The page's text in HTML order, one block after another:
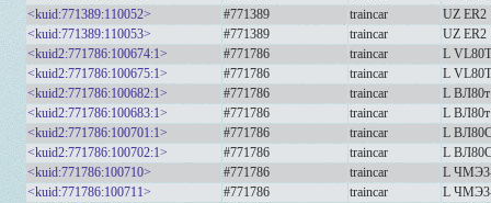
<kuid:771389:110052>
#771389 traincar
UZ ER2
<kuid:771389:110053>
#771389 traincar
UZ ER2
<kuid2:771786:100674:1>
#771786 traincar
L
<kuid2:771786:100675:1>
#771786 traincar
L
<kuid2:771786:100682:1>
#771786 traincar
L
<kuid2:771786:100683:1>
#771786 traincar
L
<kuid2:771786:100701:1>
#771786 traincar
L
<kuid2:771786:100702:1>
#771786 traincar
L
<kuid:771786:100710>
#771786 traincar
L
<kuid:771786:100711>
#771786 traincar
L